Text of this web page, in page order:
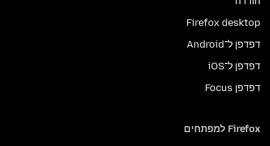
Firefox desktop
דפדפן ל־Android
דפדפן ל־iOS
דפדפן Focus
Firefox למפתחים